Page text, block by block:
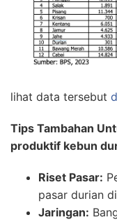
lihat data tersebut
Tips Tambahan
produktif kebun
Riset Pasar:
pasar durian
Jaringan: